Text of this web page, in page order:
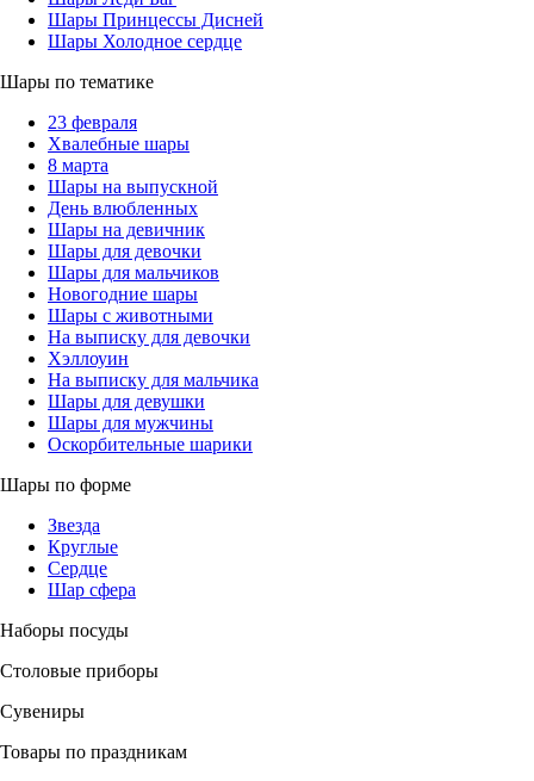
Шары Принцессы Дисней
Шары Холодное сердце
Шары по тематике
23 февраля
Хвалебные шары
8 марта
Шары на выпускной
День влюбленных
Шары на девичник
Шары для девочки
Шары для мальчиков
Новогодние шары
Шары с животными
На выписку для девочки
Хэллоуин
На выписку для мальчика
Шары для девушки
Шары для мужчины
Оскорбительные шарики
Шары по форме
Звезда
Круглые
Сердце
Шар сфера
Наборы посуды
Столовые приборы
Сувениры
Товары по праздникам